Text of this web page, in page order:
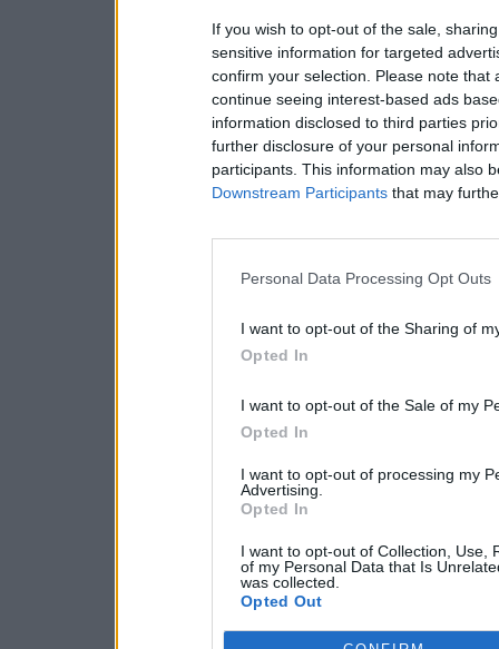
If you wish to opt-out of the sale,
sensitive information for targeted
confirm your selection. Please note
continue seeing interest-based ads
information disclosed to third parties
further disclosure of your personal
participants. This information may also
Downstream Participants that may
Personal Data Processing Opt Outs
I want to opt-out of the Sharing of
Opted In
I want to opt-out of the Sale of my
Opted In
I want to opt-out of processing my
Advertising.
Opted In
I want to opt-out of Collection, Use,
of my Personal Data that Is
was collected.
Opted Out